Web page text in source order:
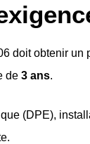
doit obtenir
de 3 ans.
(DPE),